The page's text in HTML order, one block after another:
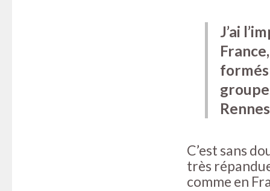
J’ai
C’est sans
très
comme en